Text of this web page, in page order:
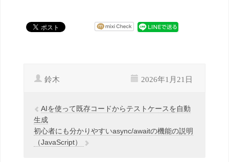
鈴木 2026年1月21日
AIを使って既存コードからテストケースを自動
生成
初心者にも分かりやすいasync/awaitの機能の説明
（JavaScript）